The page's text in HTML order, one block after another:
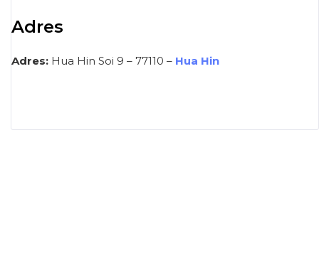
Adres
Adres: Hua Hin Soi 9 – 77110 – Hua Hin